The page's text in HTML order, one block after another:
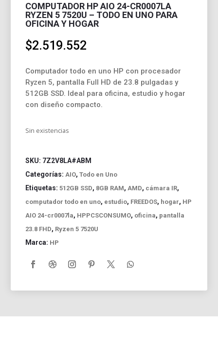
COMPUTADOR HP AIO 24-CR0007LA
RYZEN 5 7520U – TODO EN UNO PARA
OFICINA Y HOGAR
$2.519.552
Computador todo en uno HP con procesador
Ryzen 5, pantalla Full HD de 23.8 pulgadas y
512GB SSD. Ideal para oficina, estudio y hogar
con diseño compacto.
Sin existencias
SKU: 7Z2V8LA#ABM
Categorías: AIO,Todo en Uno
Etiquetas:512GB SSD, 8GB RAM, AMD, cámara IR,
computador todo en uno, estudio, FREEDOS, hogar, HP
AIO 24-cr0007la, HPPCSCONSUMO, oficina, pantalla
23.8 FHD, Ryzen 5 7520U
Marca: HP